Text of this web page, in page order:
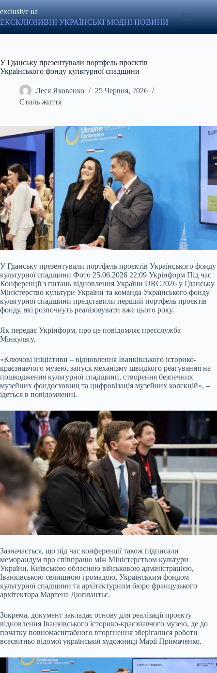
до
вмісту
exclusive ua
ЕКСКЛЮЗИВНІ УКРАЇНСЬКІ МОДНІ НОВИНИ
У Гданську презентували портфель проєктів
Українського фонду культурної спадщини
Леся Яковенко
25 Червня, 2026
Стиль життя
У Гданську презентували портфель проєктів Українського фонду
культурної спадщини Фото 25.06.2026 22:09 Укрінформ Під час
Конференції з питань відновлення України URC2026 у Гданську
Міністерство культури України та команда Українського фонду
культурної спадщини представили перший портфель проєктів
фонду, які розпочнуть реалізовувати вже цього року.
Як передає Укрінформ, про це повідомляє пресслужба
Мінкульту.
«Ключові ініціативи – відновлення Іванківського історико-
краєзнавчого музею, запуск механізму швидкого реагування на
пошкодження культурної спадщини, створення безпечних
музейних фондосховищ та цифровізація музейних колекцій», –
ідеться в повідомленні.
Зазначається, що під час конференції також підписали
меморандум про співпрацю між Міністерством культури
України, Київською обласною військовою адміністрацією,
Іванківською селищною громадою, Українським фондом
культурної спадщини та архітектурним бюро французького
архітектора Мартена Дюплантьє.
Зокрема, документ закладає основу для реалізації проєкту
відновлення Іванківського історико-краєзнавчого музею, де до
початку повномасштабного вторгнення зберігалися роботи
всесвітньо відомої української художниці Марії Примаченко.